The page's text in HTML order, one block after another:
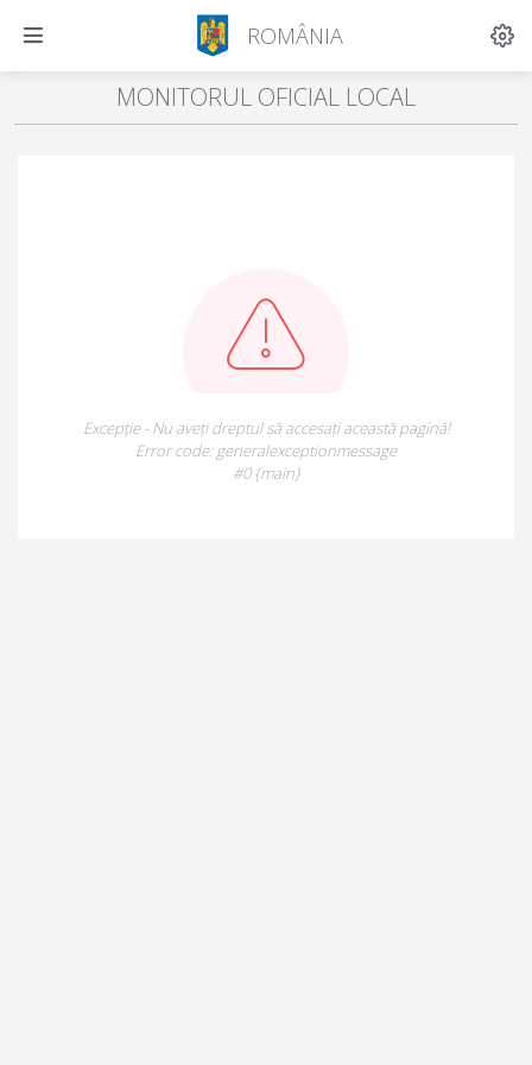
ROMÂNIA
MONITORUL OFICIAL LOCAL
Excepție - Nu aveți dreptul să accesați această pagină!
Error code: generalexceptionmessage
#0 {main}